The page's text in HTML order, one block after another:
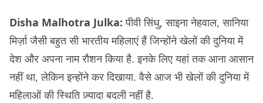
Disha Malhotra Julka:पीवी सिंधु, साइना नेहवाल, सानिया
मिर्ज़ा जैसी बहुत सी भारतीय महिलाएं हैं जिन्होंने खेलों की दुनिया में
देश और अपना नाम रौशन किया है. इनके लिए यहां तक आना आसान
नहीं था, लेकिन इन्होंने कर दिखाया. वैसे आज भी खेलों की दुनिया में
महिलाओं की स्थिति ज़्यादा बदली नहीं है.